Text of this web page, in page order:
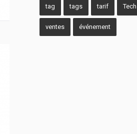
tag tags tarif Tech
ventes événement